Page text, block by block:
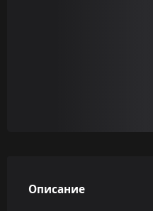
Описание